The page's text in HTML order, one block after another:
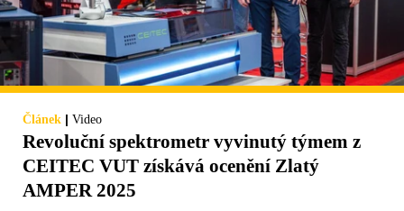
Článek | Video
Revoluční spektrometr vyvinutý týmem z
CEITEC VUT získává ocenění Zlatý
AMPER 2025